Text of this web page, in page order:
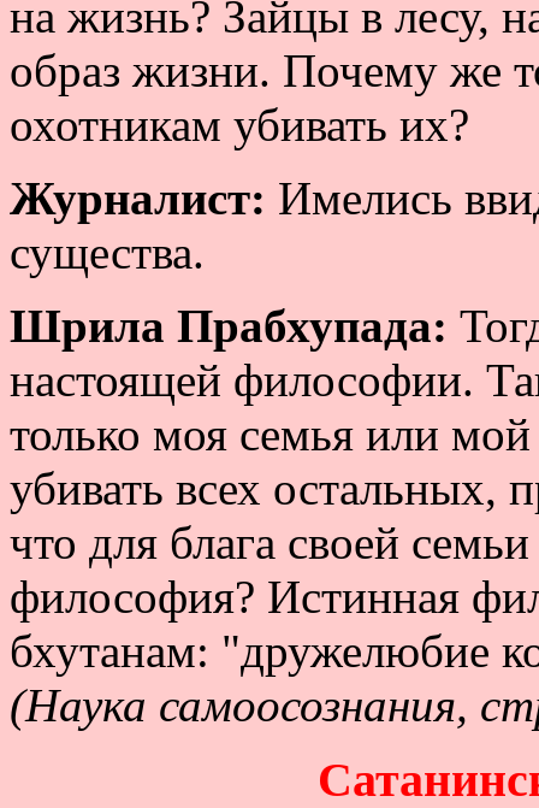
на жизнь? Зайцы в лесу,
образ жизни. Почему же
охотникам убивать их?
Журналист: Имелись
существа.
Шрила Прабхупада:
настоящей философии.
только моя семья или
убивать всех остальных,
что для блага своей
философия? Истинная
бхутанам: "дружелюбие
(Наука самоосознания,